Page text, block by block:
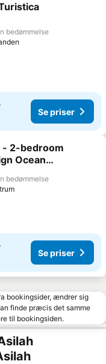
bedømmelse
Se priser
- 2-bedroom
Ocean
bedømmelse
Se priser
bookingsider, ændrer sig
finde præcis det samme
til bookingsiden.